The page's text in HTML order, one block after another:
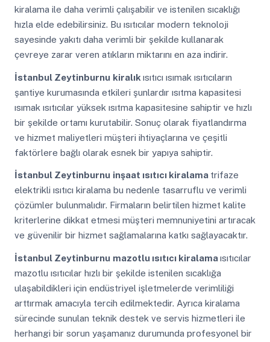
kiralama ile daha verimli çalışabilir ve istenilen sıcaklığı
hızla elde edebilirsiniz. Bu ısıtıcılar modern teknoloji
sayesinde yakıtı daha verimli bir şekilde kullanarak
çevreye zarar veren atıkların miktarını en aza indirir.
İstanbul Zeytinburnu kiralık ısıtıcı ısımak ısıtıcıların
şantiye kurumasında etkileri şunlardır ısıtma kapasitesi
ısımak ısıtıcılar yüksek ısıtma kapasitesine sahiptir ve hızlı
bir şekilde ortamı kurutabilir. Sonuç olarak fiyatlandırma
ve hizmet maliyetleri müşteri ihtiyaçlarına ve çeşitli
faktörlere bağlı olarak esnek bir yapıya sahiptir.
İstanbul Zeytinburnu inşaat ısıtıcı kiralama trifaze
elektrikli ısıtıcı kiralama bu nedenle tasarruflu ve verimli
çözümler bulunmalıdır. Firmaların belirtilen hizmet kalite
kriterlerine dikkat etmesi müşteri memnuniyetini artıracak
ve güvenilir bir hizmet sağlamalarına katkı sağlayacaktır.
İstanbul Zeytinburnu mazotlu ısıtıcı kiralamaısıtıcılar
mazotlu ısıtıcılar hızlı bir şekilde istenilen sıcaklığa
ulaşabildikleri için endüstriyel işletmelerde verimliliği
arttırmak amacıyla tercih edilmektedir. Ayrıca kiralama
sürecinde sunulan teknik destek ve servis hizmetleri ile
herhangi bir sorun yaşamanız durumunda profesyonel bir